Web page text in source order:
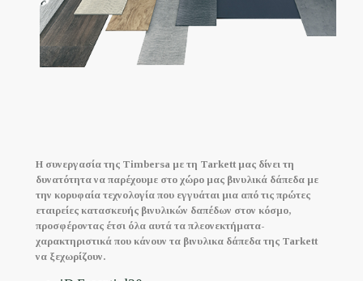
Η συνεργασία της Timbersa με τη Tarkett μας δίνει τη
δυνατότητα να παρέχουμε στο χώρο μας βινυλικά δάπεδα με
την κορυφαία τεχνολογία που εγγυάται μια από τις πρώτες
εταιρείες κατασκευής βινυλικών δαπέδων στον κόσμο,
προσφέροντας έτσι όλα αυτά τα πλεονεκτήματα-
χαρακτηριστικά που κάνουν τα βινυλικα δάπεδα της Tarkett
να ξεχωρίζουν.